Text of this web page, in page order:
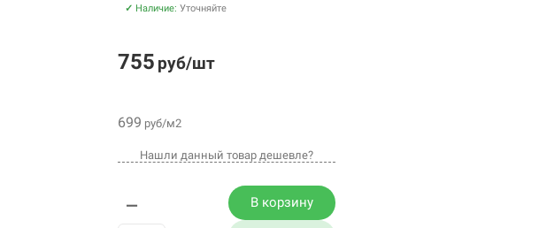
✓ Наличие: Уточняйте
755 руб/шт
699 руб/м2
Нашли данный товар дешевле?
— В корзину